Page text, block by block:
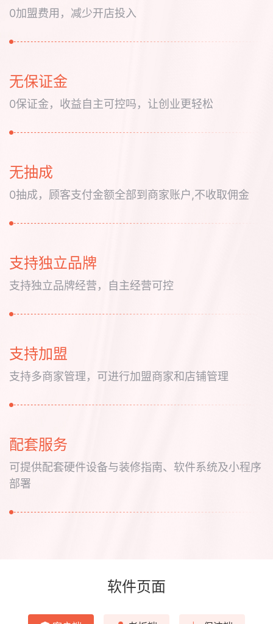
0加盟费用，减少开店投入
无保证金
0保证金，收益自主可控吗，让创业更轻松
无抽成
0抽成，顾客支付金额全部到商家账户,不收取佣金
支持独立品牌
支持独立品牌经营，自主经营可控
支持加盟
支持多商家管理，可进行加盟商家和店铺管理
配套服务
可提供配套硬件设备与装修指南、软件系统及小程序
部署
软件页面